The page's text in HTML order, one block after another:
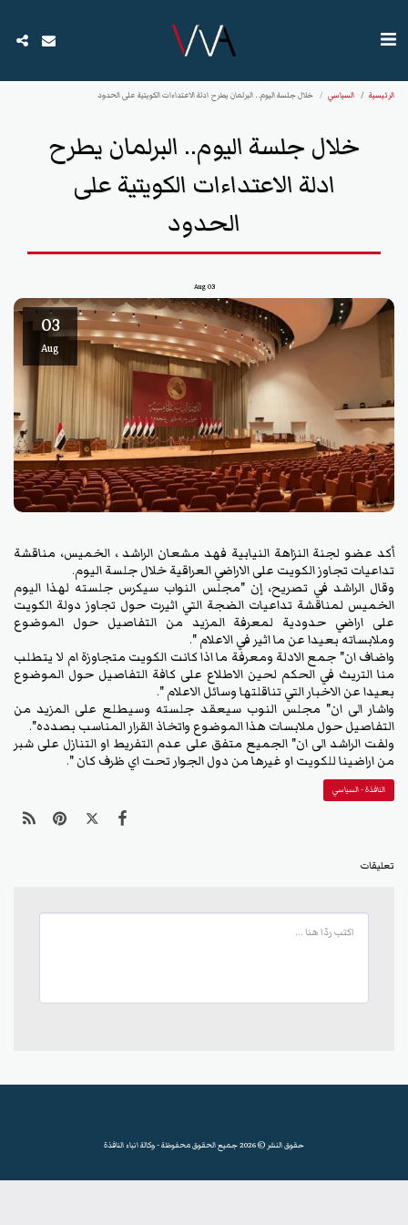
الرئيسية السياسي خلال جلسة اليوم.. البرلمان يطرح ادلة الاعتداءات الكويتية على الحدود
خلال جلسة اليوم.. البرلمان يطرح
ادلة الاعتداءات الكويتية على
الحدود
03
Aug
03
Aug
أكد عضو لجنة النزاهة النيابية فهد مشعان الراشد ، الخميس، مناقشة
تداعيات تجاوز الكويت على الاراضي العراقية خلال جلسة اليوم.
وقال الراشد في تصريح، إن "مجلس النواب سيكرس جلسته لهذا اليوم
الخميس لمناقشة تداعيات الضجة التي اثيرت حول تجاوز دولة الكويت
على اراضي حدودية لمعرفة المزيد من التفاصيل حول الموضوع
وملابساته بعيدا عن ما اثير في الاعلام ".
واضاف ان" جمع الادلة ومعرفة ما اذا كانت الكويت متجاوزة ام لا يتطلب
منا التريث في الحكم لحين الاطلاع على كافة التفاصيل حول الموضوع
بعيدا عن الاخبار التي تناقلتها وسائل الاعلام ".
واشار الى ان" مجلس النوب سيعقد جلسته وسيطلع على المزيد من
التفاصيل حول ملابسات هذا الموضوع واتخاذ القرار المناسب بصدده".
ولفت الراشد الى ان" الجميع متفق على عدم التفريط او التنازل على شبر
من اراضينا للكويت او غيرها من دول الجوار تحت اي ظرف كان ".
النافذة - السياسي
تعليقات
حقوق النشر © 2026 جميع الحقوق محفوظة - وكالة انباء النافذة